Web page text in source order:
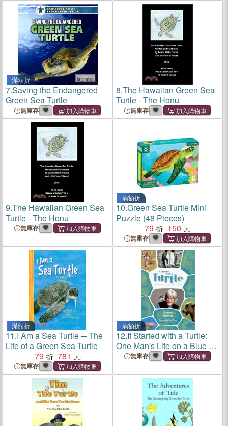
滿額折
7.Saving the Endangered
Green Sea Turtle
無庫存
8.The Hawaiian Green Sea
Turtle - The Honu
無庫存
9.The Hawaiian Green Sea
Turtle - The Honu
無庫存
滿額折
10.Green Sea Turtle Mini
Puzzle (48 Pieces)
79
150
無庫存
滿額折
11.I Am a Sea Turtle ─ The
Life of a Green Sea Turtle
79
781
無庫存
滿額折
12.It Started with a Turtle:
One Man's Life on a Blue &
Green Planet
無庫存